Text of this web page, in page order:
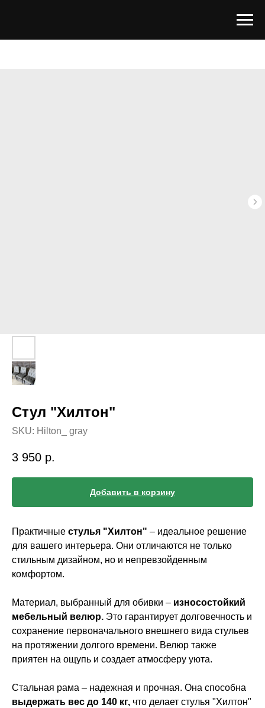
Стул "Хилтон"
SKU: Hilton_ gray
3 950 р.
Добавить в корзину
Практичные стулья "Хилтон" – идеальное решение
для вашего интерьера. Они отличаются не только
стильным дизайном, но и непревзойденным
комфортом.
Материал, выбранный для обивки – износостойкий
мебельный велюр. Это гарантирует долговечность и
сохранение первоначального внешнего вида стульев
на протяжении долгого времени. Велюр также
приятен на ощупь и создает атмосферу уюта.
Стальная рама – надежная и прочная. Она способна
выдержать вес до 140 кг, что делает стулья "Хилтон"